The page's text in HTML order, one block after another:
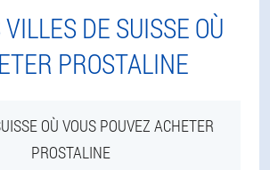
DE SUISSE OÙ
PROSTALINE
OÙ VOUS POUVEZ ACHETER
PROSTALINE